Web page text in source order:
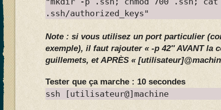
.ssh/authorized_keys"
Note : si vous utilisez un port particulier
exemple), il faut rajouter « -p 42″ AVANT la
guillemets, et APRÈS «
Tester que ça marche : 10 secondes
ssh [utilisateur@]machine